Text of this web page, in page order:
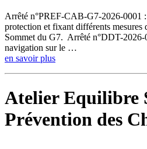
Arrêté n°PREF-CAB-G7-2026-0001 :
protection et fixant différents mesures
Sommet du G7. Arrêté n°DDT-2026-
navigation sur le …
en savoir plus
Atelier Equilibre
Prévention des